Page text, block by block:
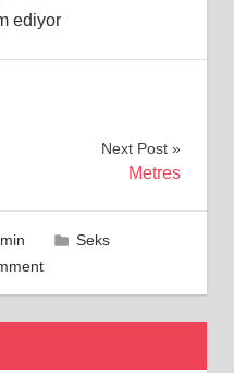
ediyor
Next Post
Metres
Seks